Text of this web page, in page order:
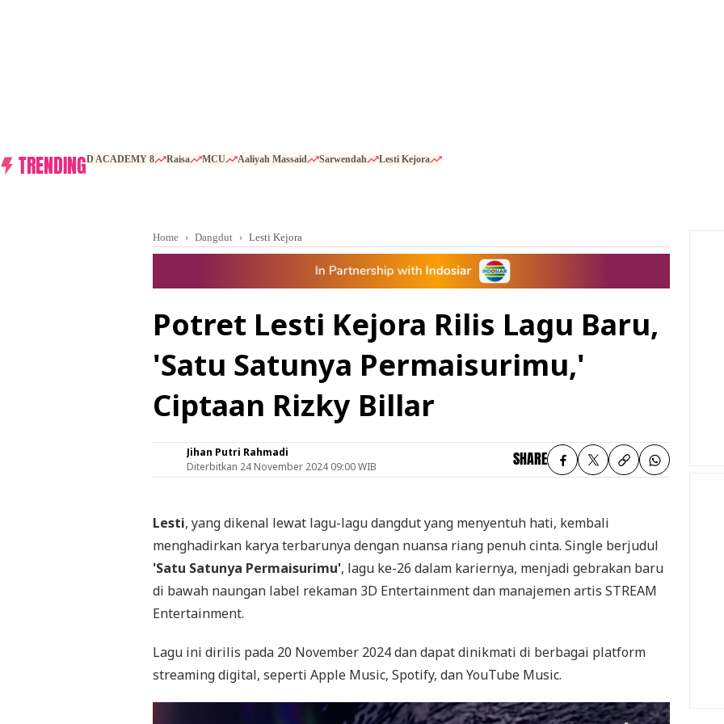
TRENDINGD ACADEMY 8 Raisa MCU Aaliyah Massaid Sarwendah Lesti Kejora
Home Dangdut Lesti Kejora
Potret Lesti Kejora Rilis Lagu Baru,
'Satu Satunya Permaisurimu,'
Ciptaan Rizky Billar
Jihan Putri Rahmadi
Diterbitkan 24 November 2024 09:00 WIB SHARE
Lesti, yang dikenal lewat lagu-lagu dangdut yang menyentuh hati, kembali
menghadirkan karya terbarunya dengan nuansa riang penuh cinta. Single berjudul
'Satu Satunya Permaisurimu', lagu ke-26 dalam kariernya, menjadi gebrakan baru
di bawah naungan label rekaman 3D Entertainment dan manajemen artis STREAM
Entertainment.
Lagu ini dirilis pada 20 November 2024 dan dapat dinikmati di berbagai platform
streaming digital, seperti Apple Music, Spotify, dan YouTube Music.